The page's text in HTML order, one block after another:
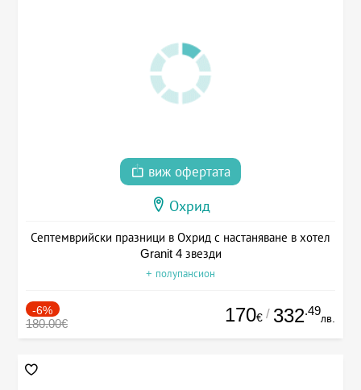
виж офертата
Охрид
Септемврийски празници в Охрид с настаняване в хотел
Granit 4 звезди
+ полупансион
-6%
180.00€ 170€ / 332.49
лв.